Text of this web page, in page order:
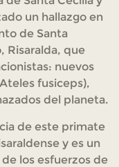
un hallazgo en
de Santa
Risaralda, que
nuevos
fusiceps),
del planeta.
de este primate
y es un
los esfuerzos de